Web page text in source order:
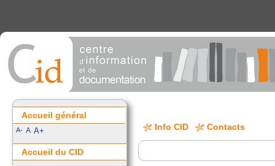
Info CID Contacts
Accueil général
A- A A+
Accueil du CID